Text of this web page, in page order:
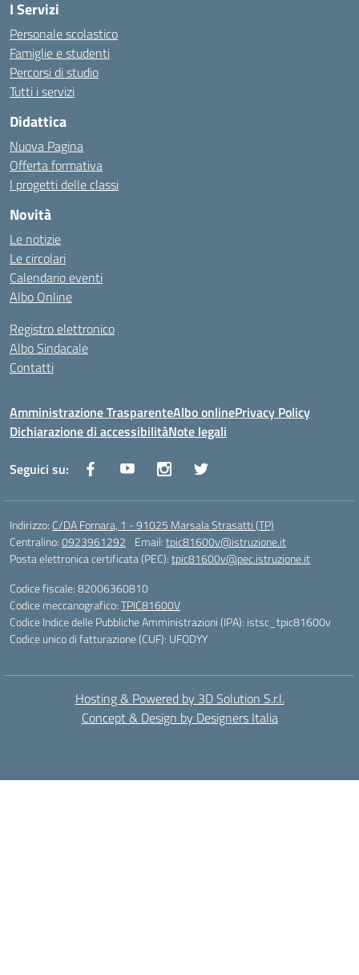
I Servizi
Personale scolastico
Famiglie e studenti
Percorsi di studio
Tutti i servizi
Didattica
Nuova Pagina
Offerta formativa
I progetti delle classi
Novità
Le notizie
Le circolari
Calendario eventi
Albo Online
Registro elettronico
Albo Sindacale
Contatti
Amministrazione TrasparenteAlbo onlinePrivacy Policy
Dichiarazione di accessibilitàNote legali
Seguici su:
Indirizzo: C/DA Fornara, 1 - 91025 Marsala Strasatti (TP)
Centralino:0923961292 Email:tpic81600v@istruzione.it
Posta elettronica certificata (PEC):tpic81600v@pec.istruzione.it
Codice fiscale: 82006360810
Codice meccanografico:TPIC81600V
Codice Indice delle Pubbliche Amministrazioni (IPA): istsc_tpic81600v
Codice unico di fatturazione (CUF): UFODYY
Hosting & Powered by 3D Solution S.r.l.
Concept & Design by Designers Italia